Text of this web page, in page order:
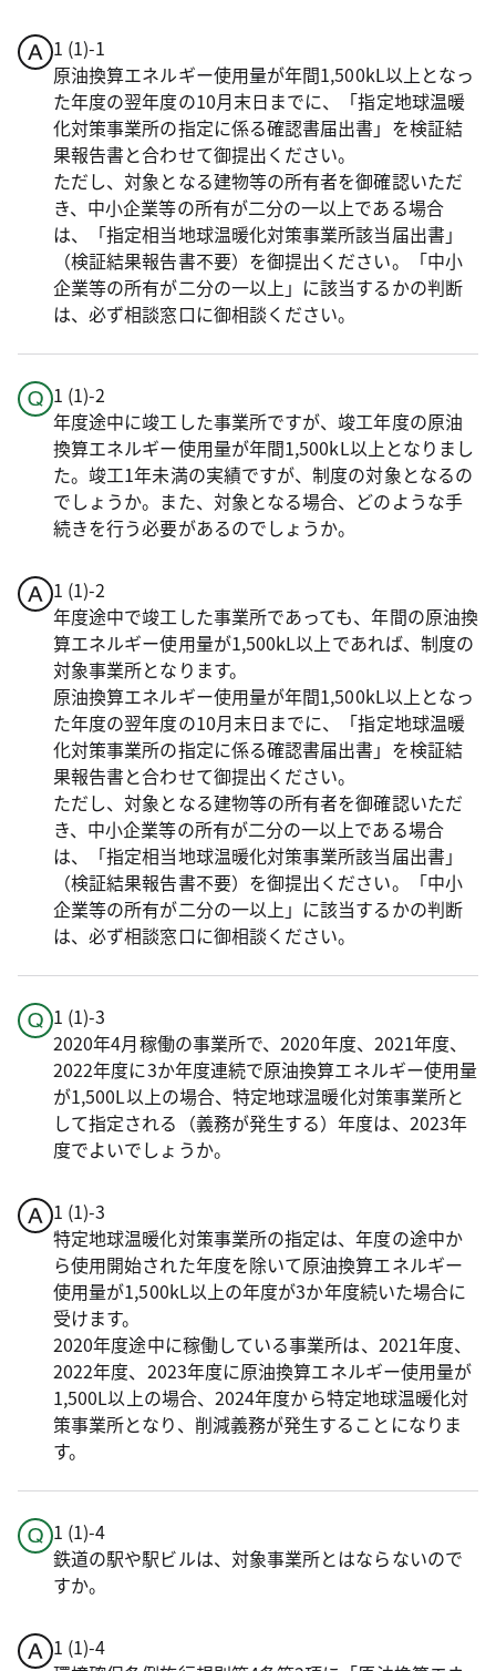
1 (1)-1
原油換算エネルギー使用量が年間1,500kL以上となっ
た年度の翌年度の10月末日までに、「指定地球温暖
化対策事業所の指定に係る確認書届出書」を検証結
果報告書と合わせて御提出ください。
ただし、対象となる建物等の所有者を御確認いただ
き、中小企業等の所有が二分の一以上である場合
は、「指定相当地球温暖化対策事業所該当届出書」
（検証結果報告書不要）を御提出ください。「中小
企業等の所有が二分の一以上」に該当するかの判断
は、必ず相談窓口に御相談ください。
1 (1)-2
年度途中に竣工した事業所ですが、竣工年度の原油
換算エネルギー使用量が年間1,500kL以上となりまし
た。竣工1年未満の実績ですが、制度の対象となるの
でしょうか。また、対象となる場合、どのような手
続きを行う必要があるのでしょうか。
1 (1)-2
年度途中で竣工した事業所であっても、年間の原油換
算エネルギー使用量が1,500kL以上であれば、制度の
対象事業所となります。
原油換算エネルギー使用量が年間1,500kL以上となっ
た年度の翌年度の10月末日までに、「指定地球温暖
化対策事業所の指定に係る確認書届出書」を検証結
果報告書と合わせて御提出ください。
ただし、対象となる建物等の所有者を御確認いただ
き、中小企業等の所有が二分の一以上である場合
は、「指定相当地球温暖化対策事業所該当届出書」
（検証結果報告書不要）を御提出ください。「中小
企業等の所有が二分の一以上」に該当するかの判断
は、必ず相談窓口に御相談ください。
1 (1)-3
2020年4月稼働の事業所で、2020年度、2021年度、
2022年度に3か年度連続で原油換算エネルギー使用量
が1,500L以上の場合、特定地球温暖化対策事業所と
して指定される（義務が発生する）年度は、2023年
度でよいでしょうか。
1 (1)-3
特定地球温暖化対策事業所の指定は、年度の途中か
ら使用開始された年度を除いて原油換算エネルギー
使用量が1,500kL以上の年度が3か年度続いた場合に
受けます。
2020年度途中に稼働している事業所は、2021年度、
2022年度、2023年度に原油換算エネルギー使用量が
1,500L以上の場合、2024年度から特定地球温暖化対
策事業所となり、削減義務が発生することになりま
す。
1 (1)-4
鉄道の駅や駅ビルは、対象事業所とはならないので
すか。
1 (1)-4